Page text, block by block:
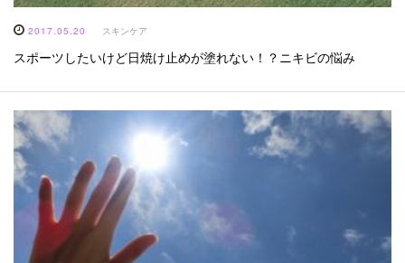
2017.05.20 スキンケア
スポーツしたいけど日焼け止めが塗れない！？ニキビの悩み